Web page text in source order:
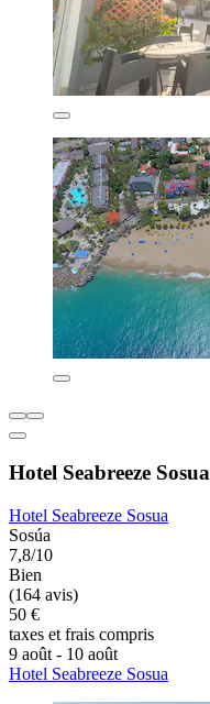
Hotel Seabreeze Sosua
Hotel Seabreeze Sosua
Sosúa
7,8/10
Bien
(164 avis)
50 €
taxes et frais compris
9 août - 10 août
Hotel Seabreeze Sosua